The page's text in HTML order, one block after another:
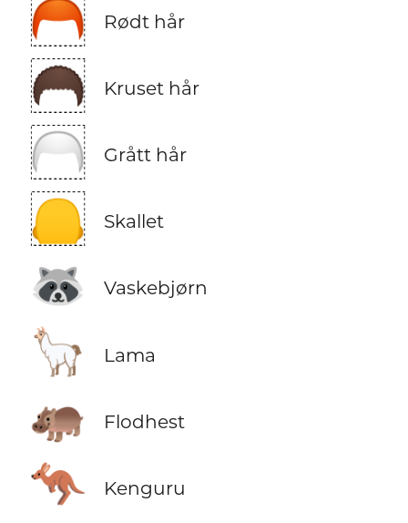
🦰 Rødt hår
🦱 Kruset hår
🦳 Grått hår
🦲 Skallet
🦝 Vaskebjørn
🦙 Lama
🦛 Flodhest
🦘 Kenguru